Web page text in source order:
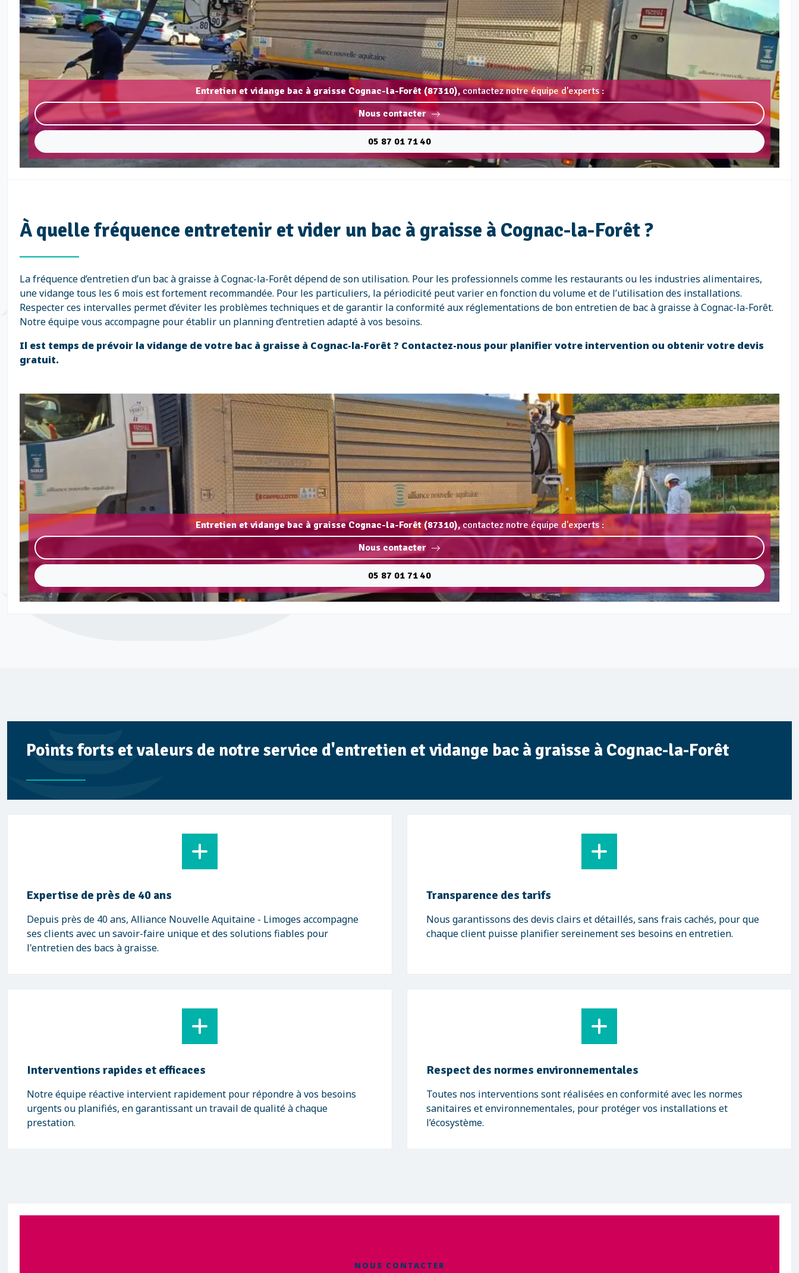
Entretien et vidange bac à graisse Cognac-la-Forêt (87310),contactez notre équipe d'experts :
Nous contacter
05 87 01 71 40
À quelle fréquence entretenir et vider un bac à graisse à Cognac-la-Forêt ?
La fréquence d’entretien d’un bac à graisse à Cognac-la-Forêt dépend de son utilisation. Pour les professionnels comme les restaurants ou les industries alimentaires,
une vidange tous les 6 mois est fortement recommandée. Pour les particuliers, la périodicité peut varier en fonction du volume et de l’utilisation des installations.
Respecter ces intervalles permet d’éviter les problèmes techniques et de garantir la conformité aux réglementations de bon entretien de bac à graisse à Cognac-la-Forêt.
Notre équipe vous accompagne pour établir un planning d’entretien adapté à vos besoins.
Il est temps de prévoir la vidange de votre bac à graisse à Cognac-la-Forêt ? Contactez-nous pour planifier votre intervention ou obtenir votre devis
gratuit.
Entretien et vidange bac à graisse Cognac-la-Forêt (87310),contactez notre équipe d'experts :
Nous contacter
05 87 01 71 40
Points forts et valeurs de notre service d'entretien et vidange bac à graisse à Cognac-la-Forêt
Expertise de près de 40 ans
Depuis près de 40 ans, Alliance Nouvelle Aquitaine - Limoges accompagne
ses clients avec un savoir-faire unique et des solutions fiables pour
l'entretien des bacs à graisse.
Transparence des tarifs
Nous garantissons des devis clairs et détaillés, sans frais cachés, pour que
chaque client puisse planifier sereinement ses besoins en entretien.
Interventions rapides et efficaces
Notre équipe réactive intervient rapidement pour répondre à vos besoins
urgents ou planifiés, en garantissant un travail de qualité à chaque
prestation.
Respect des normes environnementales
Toutes nos interventions sont réalisées en conformité avec les normes
sanitaires et environnementales, pour protéger vos installations et
l’écosystème.
NOUS CONTACTER